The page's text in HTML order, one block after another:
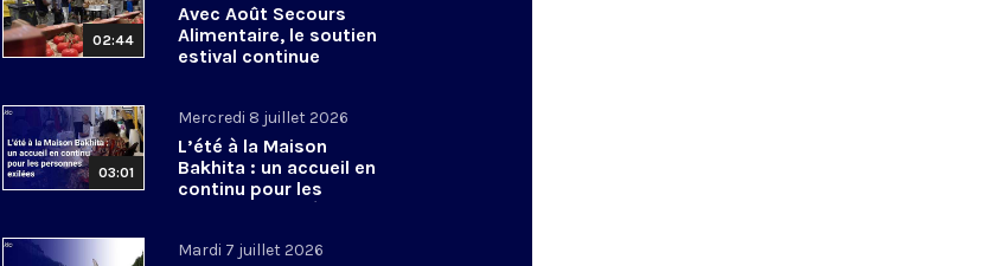
02:44
Avec Août Secours
Alimentaire, le soutien
estival continue
03:01
Mercredi 8 juillet 2026
L’été à la Maison
Bakhita : un accueil en
continu pour les
personnes exilées
Mardi 7 juillet 2026